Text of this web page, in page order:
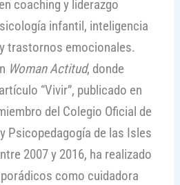
coaching y liderazgo
infantil, inteligencia
trastornos emocionales.
Woman Actitud, donde
“Vivir”, publicado en
del Colegio Oficial de
Psicopedagogía de las Isles
2007 y 2016, ha realizado
como cuidadora